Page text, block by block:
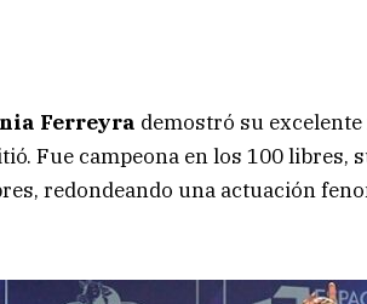
Ferreyra demostró su
Fue campeona en los 100 libres,
redondeando una actuación